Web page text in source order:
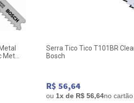
Serra Tico Tico T101BR
Bosch
R$ 56,64
ou 1x de R$ 56,64no cartão